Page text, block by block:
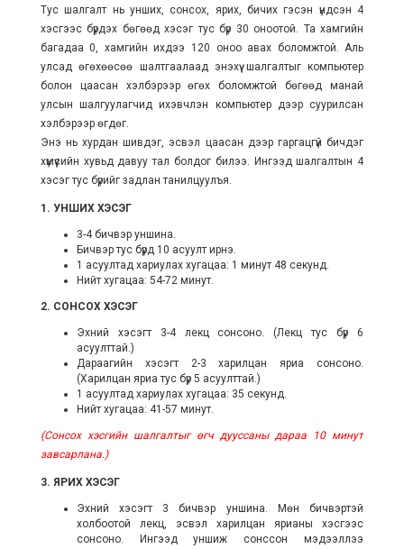
Тус шалгалт нь унших, сонсох, ярих, бичих гэсэн үндсэн 4
хэсгээс бүрдэх бөгөөд хэсэг тус бүр 30 оноотой. Та хамгийн
багадаа 0, хамгийн ихдээ 120 оноо авах боломжтой. Аль
улсад өгөхөөсөө шалтгаалаад энэхүү шалгалтыг компьютер
болон цаасан хэлбэрээр өгөх боломжтой бөгөөд манай
улсын шалгуулагчид ихэвчлэн компьютер дээр суурилсан
хэлбэрээр өгдөг.
Энэ нь хурдан шивдэг, эсвэл цаасан дээр гаргацгүй бичдэг
хүмүүсийн хувьд давуу тал болдог билээ. Ингээд шалгалтын 4
хэсэг тус бүрийг задлан танилцуулъя.
1. УНШИХ ХЭСЭГ
3-4 бичвэр уншина.
Бичвэр тус бүрд 10 асуулт ирнэ.
1 асуултад хариулах хугацаа: 1 минут 48 секунд.
Нийт хугацаа: 54-72 минут.
2. СОНСОХ ХЭСЭГ
Эхний хэсэгт 3-4 лекц сонсоно. (Лекц тус бүр 6
асуулттай.)
Дараагийн хэсэгт 2-3 харилцан яриа сонсоно.
(Харилцан яриа тус бүр 5 асуулттай.)
1 асуултад хариулах хугацаа: 35 секунд.
Нийт хугацаа: 41-57 минут.
(Сонсох хэсгийн шалгалтыг өгч дууссаны дараа 10 минут
завсарлана.)
3. ЯРИХ ХЭСЭГ
Эхний хэсэгт 3 бичвэр уншина. Мөн бичвэртэй
холбоотой лекц, эсвэл харилцан ярианы хэсгээс
сонсоно. Ингээд уншиж сонссон мэдээллээ